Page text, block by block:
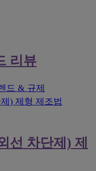
리뷰
드 & 규제
선 차단제) 제